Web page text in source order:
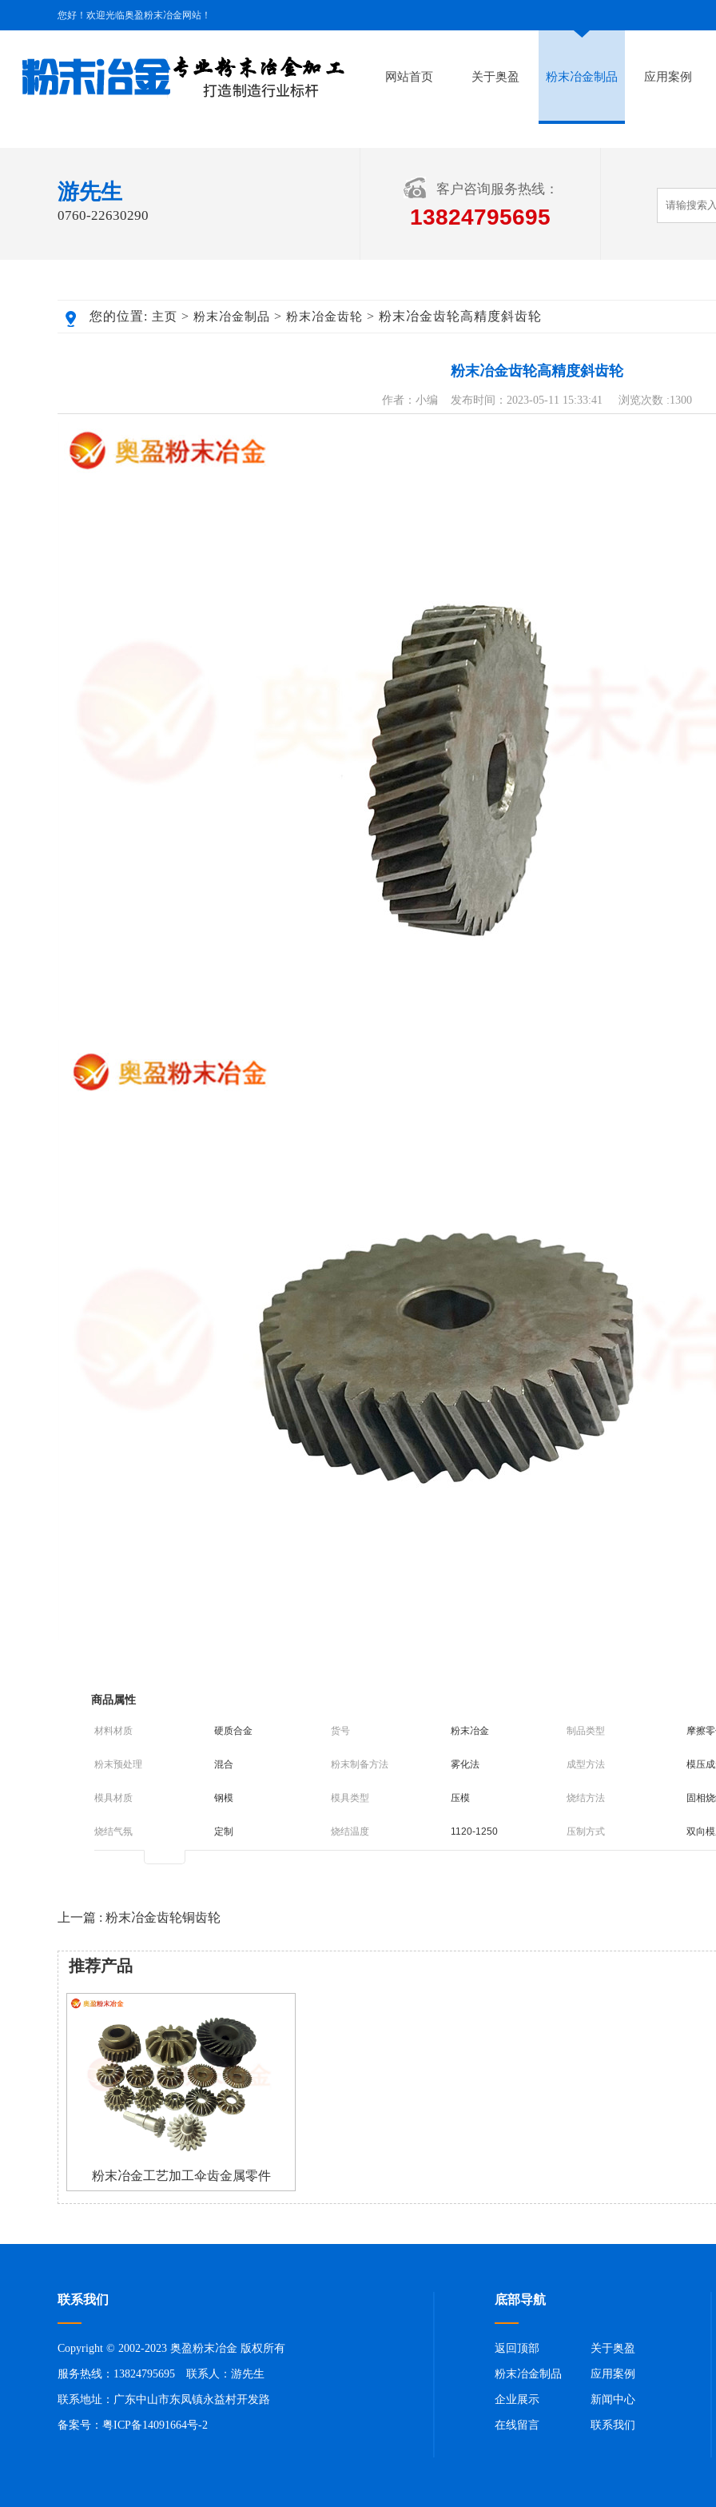
您好！欢迎光临奥盈粉末冶金网站！
网站首页 关于奥盈 粉末冶金制品 应用案例
游先生
0760-22630290
客户咨询服务热线：
13824795695
您的位置: 主页 > 粉末冶金制品 > 粉末冶金齿轮 > 粉末冶金齿轮高精度斜齿轮
粉末冶金齿轮高精度斜齿轮
作者：小编 发布时间：2023-05-11 15:33:41 浏览次数 :1300
商品属性
材料材质 硬质合金 货号 粉末冶金 制品类型 摩擦
粉末预处理 混合 粉末制备方法 雾化法 成型方法 模压
模具材质 钢模 模具类型 压模 烧结方法 固相
烧结气氛 定制 烧结温度 1120-1250 压制方式 双向
上一篇 : 粉末冶金齿轮铜齿轮
推荐产品
粉末冶金工艺加工伞齿金属零件
联系我们
Copyright © 2002-2023 奥盈粉末冶金 版权所有
服务热线：13824795695 联系人：游先生
联系地址：广东中山市东凤镇永益村开发路
备案号： 粤ICP备14091664号-2
底部导航
返回顶部 关于奥盈
粉末冶金制品 应用案例
企业展示 新闻中心
在线留言 联系我们